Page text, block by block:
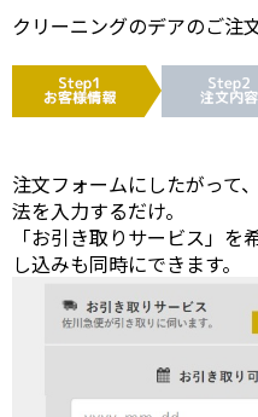
クリーニングのデアのご注
注文フォームにしたがって
法を入力するだけ。
「お引き取りサービス」
し込みも同時にできます。